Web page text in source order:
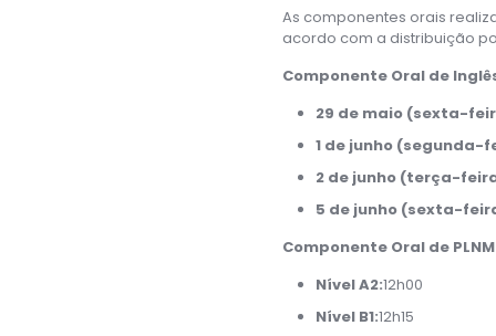
As componentes orais
acordo com a distribuição
Componente Oral de
29 de maio (sexta-
1 de junho (segunda-
2 de junho (terça-
5 de junho (sexta-
Componente Oral de
Nível A2:12h00
Nível B1:12h15